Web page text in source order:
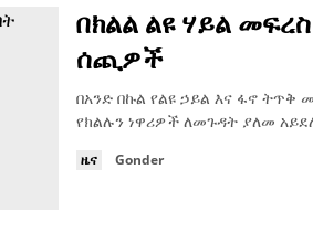
በክልል ልዩ ሃይል
ሰጪዎች
በአንድ በኩል የልዩ ኃይል እና ፋኖ
የክልሉን ነዋሪዎች ለመጉዳት ያለመ
ዜና Gonder